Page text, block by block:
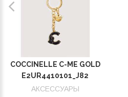
COCCINELLE C-ME GOLD
E2UR4410101_J82
АКСЕССУАРЫ